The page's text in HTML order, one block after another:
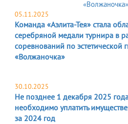
05.11.2025
Команда «Аэлита-Тея» стала
серебряной медали турнира в
соревнований по эстетической
«Волжаночка»
30.10.2025
Не позднее 1 декабря 2025
необходимо уплатить
за 2024 год